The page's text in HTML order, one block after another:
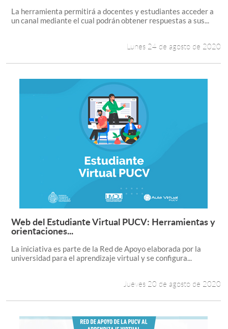
La herramienta permitirá a docentes y estudiantes acceder a
un canal mediante el cual podrán obtener respuestas a sus...
Lunes 24 de agosto de 2020
Leer más +
Web del Estudiante Virtual PUCV: Herramientas y
orientaciones...
La iniciativa es parte de la Red de Apoyo elaborada por la
universidad para el aprendizaje virtual y se configura...
Jueves 20 de agosto de 2020